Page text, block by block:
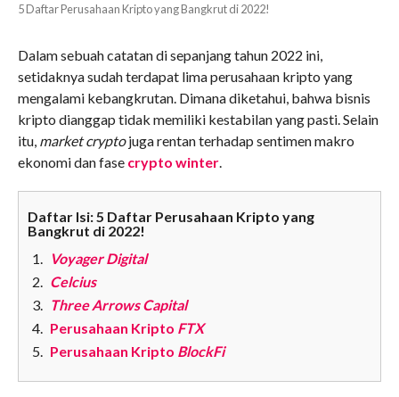
5 Daftar Perusahaan Kripto yang Bangkrut di 2022!
Dalam sebuah catatan di sepanjang tahun 2022 ini,
setidaknya sudah terdapat lima perusahaan kripto yang
mengalami kebangkrutan. Dimana diketahui, bahwa bisnis
kripto dianggap tidak memiliki kestabilan yang pasti. Selain
itu, market cryptojuga rentan terhadap sentimen makro
ekonomi dan fase crypto winter.
Daftar Isi: 5 Daftar Perusahaan Kripto yang
Bangkrut di 2022!
Voyager Digital
Celcius
Three Arrows Capital
Perusahaan Kripto FTX
Perusahaan Kripto BlockFi